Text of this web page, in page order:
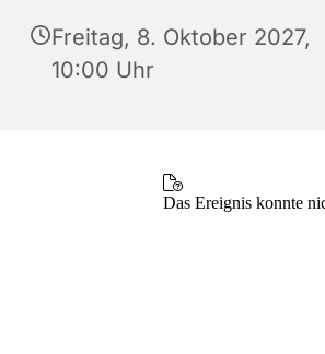
Freitag, 8. Oktober 2027,
10:00 Uhr